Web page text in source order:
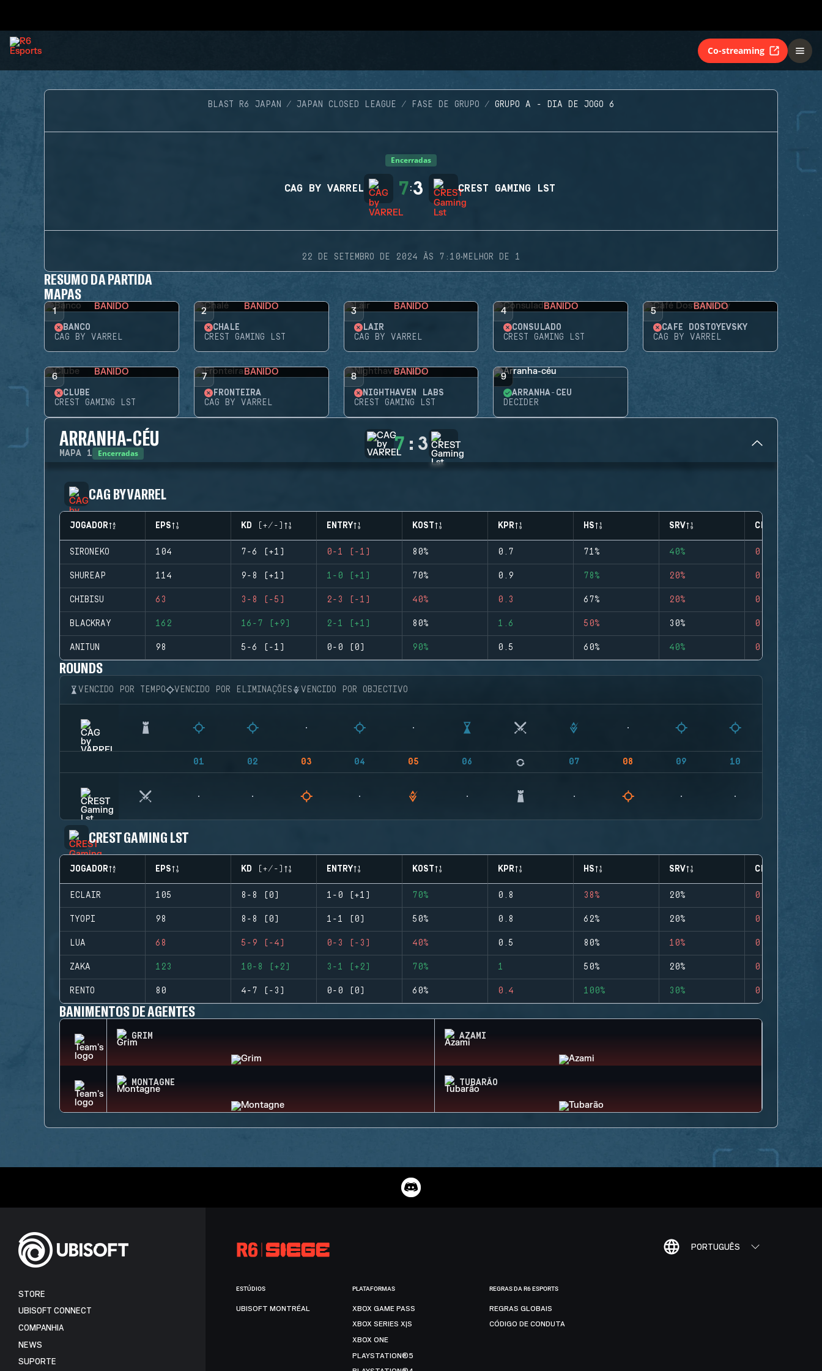
Co-streaming
BLAST R6 JAPAN JAPAN CLOSED LEAGUE FASE DE GRUPO GRUPO A - DIA DE JOGO 6
Encerradas
CAG BY VARREL 7:3 CREST GAMING LST
22 DE SETEMBRO DE 2024 ÀS 7:10·MELHOR DE 1
RESUMO DA PARTIDA
MAPAS
1 BANIDO
BANCO
CAG BY VARREL
2 BANIDO
CHALÉ
CREST GAMING LST
3 BANIDO
LAIR
CAG BY VARREL
4 BANIDO
CONSULADO
CREST GAMING LST
5 BANIDO
CAFÉ DOSTOYEVSKY
CAG BY VARREL
6 BANIDO
CLUBE
CREST GAMING LST
7 BANIDO
FRONTEIRA
CAG BY VARREL
8 BANIDO
NIGHTHAVEN LABS
CREST GAMING LST
9
ARRANHA-CÉU
DECIDER
ARRANHA-CÉU
MAPA 1 Encerradas 7 : 3
CAG BY VARREL
JOGADOR EPS KD (+/-) ENTRY KOST KPR HS SRV CLUTCHES
SIRONEKO 104 7-6 (+1) 0-1 (-1) 80% 0.7 71% 40% 0
SHUREAP 114 9-8 (+1) 1-0 (+1) 70% 0.9 78% 20% 0
CHIBISU 63 3-8 (-5) 2-3 (-1) 40% 0.3 67% 20% 0
BLACKRAY 162 16-7 (+9) 2-1 (+1) 80% 1.6 50% 30% 0
ANITUN 98 5-6 (-1) 0-0 (0) 90% 0.5 60% 40% 0
ROUNDS
VENCIDO POR TEMPO VENCIDO POR ELIMINAÇÕES VENCIDO POR OBJECTIVO
01 02 03 04 05 06 07 08 09 10
CREST GAMING LST
JOGADOR EPS KD (+/-) ENTRY KOST KPR HS SRV CLUTCHES
ECLAIR 105 8-8 (0) 1-0 (+1) 70% 0.8 38% 20% 0
TYOPI 98 8-8 (0) 1-1 (0) 50% 0.8 62% 20% 0
LUA 68 5-9 (-4) 0-3 (-3) 40% 0.5 80% 10% 0
ZAKA 123 10-8 (+2) 3-1 (+2) 70% 1 50% 20% 0
RENTO 80 4-7 (-3) 0-0 (0) 60% 0.4 100% 30% 0
BANIMENTOS DE AGENTES
GRIM AZAMI
MONTAGNE TUBARÃO
PORTUGUÊS
STORE
UBISOFT CONNECT
COMPANHIA
NEWS
SUPORTE
ESTÚDIOS
UBISOFT MONTRÉAL
PLATAFORMAS
XBOX GAME PASS
XBOX SERIES X|S
XBOX ONE
PLAYSTATION®5
REGRAS DA R6 ESPORTS
REGRAS GLOBAIS
CÓDIGO DE CONDUTA